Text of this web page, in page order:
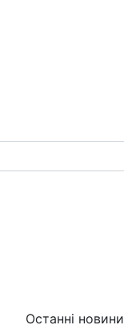
Останні новини